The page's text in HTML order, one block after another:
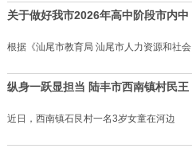
关于做好我市2026年高中阶段市内中
根据《汕尾市教育局 汕尾市人力资源和社会
纵身一跃显担当 陆丰市西南镇村民王
近日，西南镇石艮村一名3岁女童在河边